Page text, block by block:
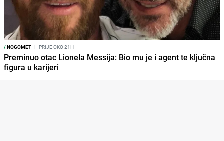
/NOGOMET I PRIJE OKO 21H
Preminuo otac Lionela Messija: Bio mu je i agent te ključna
figura u karijeri